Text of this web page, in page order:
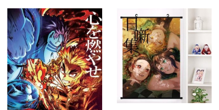
19,90 €
plusieurs
variations.
Les
options
peuvent
être
choisies
sur